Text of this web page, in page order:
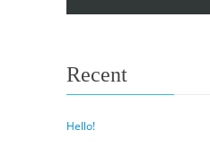
Recent
Hello!